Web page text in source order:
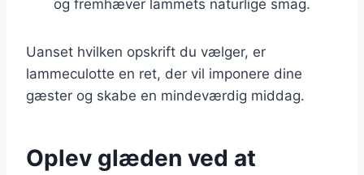
og fremhæver lammets naturlige smag.
Uanset hvilken opskrift du vælger, er
lammeculotte en ret, der vil imponere dine
gæster og skabe en mindeværdig middag.
Oplev glæden ved at